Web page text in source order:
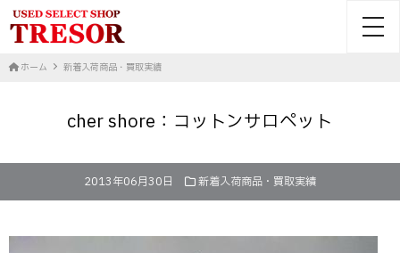
ホーム 新着入荷商品・買取実績
cher shore：コットンサロペット
2013年06月30日 新着入荷商品・買取実績